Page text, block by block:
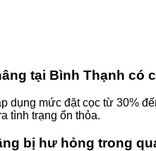
tại Bình Thạnh có
dụng mức đặt cọc từ 30%
tình trạng ổn thỏa.
bị hư hỏng trong